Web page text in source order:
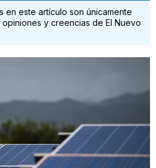
en este artículo son únicamente
y creencias de El Nuevo